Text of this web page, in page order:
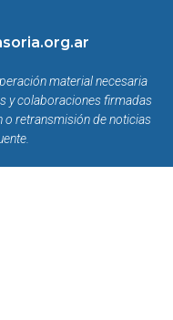
material necesaria
y colaboraciones firmadas
o retransmisión de noticias